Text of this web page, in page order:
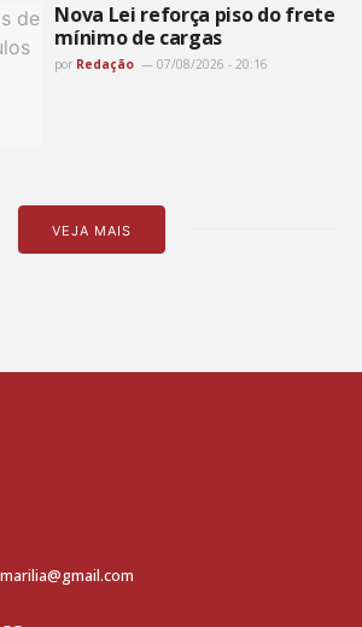
Nova Lei reforça piso do frete
mínimo de cargas
por Redação 07/08/2026 - 20:16
VEJA MAIS